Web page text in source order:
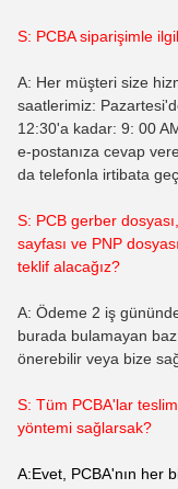
S: PCBA siparişimle
A: Her müşteri size
saatlerimiz:
12:30'a kadar: 9: 00
e-postanıza cevap
da telefonla irtibata
S: PCB gerber
sayfası ve PNP
teklif alacağız?
A: Ödeme 2 iş
burada bulamayan
önerebilir veya bize
S: Tüm PCBA'lar
yöntemi sağlarsak?
A:Evet, PCBA'nın her